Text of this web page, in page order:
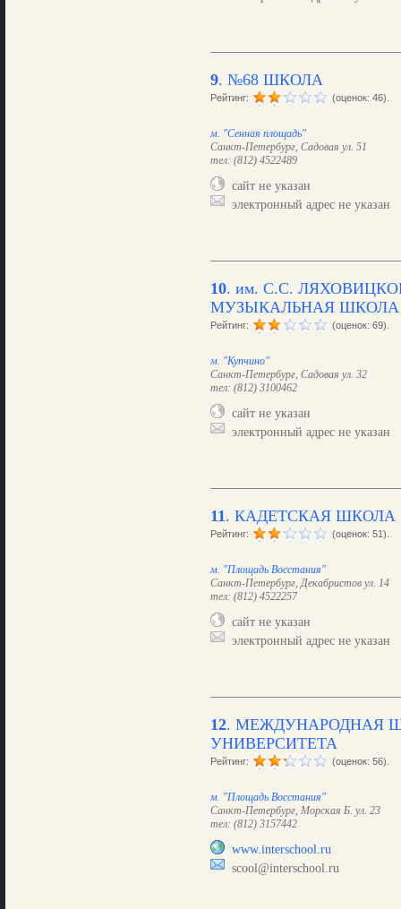
9. №68 ШКОЛА
Рейтинг: (оценок: 46).
м. "Сенная площадь"
Санкт-Петербург, Садовая ул. 51
тел: (812) 4522489
сайт не указан
электронный адрес не указан
10. им. С.С.
МУЗЫКАЛЬНАЯ ШКОЛА
Рейтинг: (оценок: 69).
м. "Купчино"
Санкт-Петербург, Садовая ул. 32
тел: (812) 3100462
сайт не указан
электронный адрес не указан
11. КАДЕТСКАЯ ШКОЛА
Рейтинг: (оценок: 51).
м. "Площадь Восстания"
Санкт-Петербург, Декабристов ул. 14
тел: (812) 4522257
сайт не указан
электронный адрес не указан
12. МЕЖДУНАРОДНАЯ
УНИВЕРСИТЕТА
Рейтинг: (оценок: 56).
м. "Площадь Восстания"
Санкт-Петербург, Морская Б. ул. 23
тел: (812) 3157442
www.interschool.ru
scool@interschool.ru